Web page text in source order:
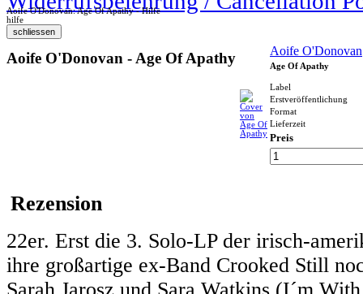
Aoife O'Donovan: Age Of Apathy - Hilfe
hilfe
Aoife O'Donovan - Age Of Apathy Aoife O'Donovan
Age Of Apathy
Label
Erstveröffentlichung
Format
Lieferzeit
Preis
Rezension
22er. Erst die 3. Solo-LP der irisch-
ihre großartige ex-Band Crooked Still
Sarah Jarosz und Sara Watkins (I´m